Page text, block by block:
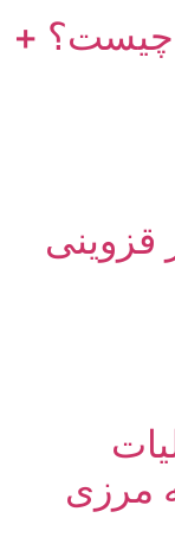
چیست؟ +
۱۲۰۰ زائر قزوینی
مرزی